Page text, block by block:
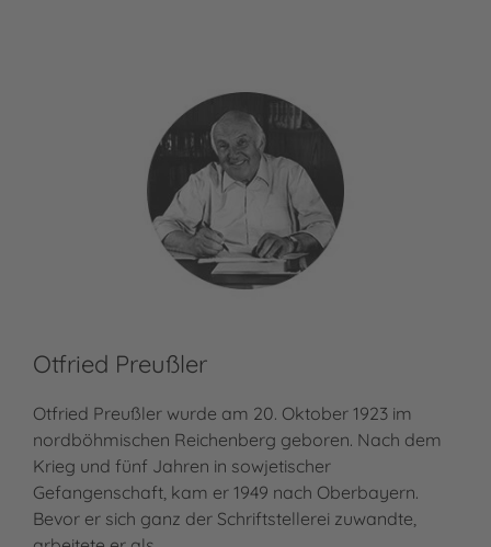
Otfried Preußler
Otfried Preußler wurde am 20. Oktober 1923 im
nordböhmischen Reichenberg geboren. Nach dem
Krieg und fünf Jahren in sowjetischer
Gefangenschaft, kam er 1949 nach Oberbayern.
Bevor er sich ganz der Schriftstellerei zuwandte,